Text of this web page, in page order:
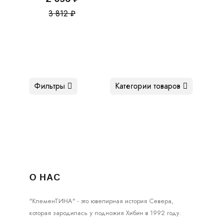
3 812 ₽
Категории товаров
Фильтры
О НАС
"КлеменТИНА" - это ювелирная история Севера,
которая зародилась у подножия Хибин в 1992 году.